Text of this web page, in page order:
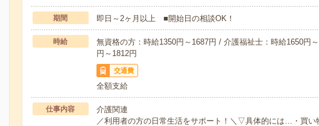
期間 即日～2ヶ月以上 ■開始日の相談OK！
時給
無資格の方：時給1350円～1687円 / 介護福祉士：時給1650円
円～1812円
交通費
全額支給
仕事内容
介護関連
／利用者の方の日常生活をサポート！＼▽具体的には…・買い